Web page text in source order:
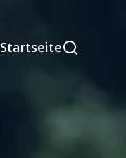
Startseite